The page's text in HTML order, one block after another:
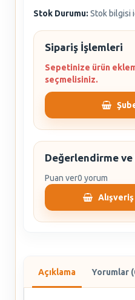
Stok Durumu: Stok bilgisi
Sipariş İşlemleri
Sepetinize ürün
seçmelisiniz.
Değerlendirme
Puan ver0 yorum
Açıklama Yorumlar